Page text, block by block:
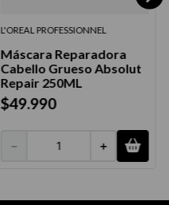
L'OREAL PROFESSIONNEL
Máscara Reparadora
Cabello Grueso Absolut
Repair 250ML
$49.990
＋
－